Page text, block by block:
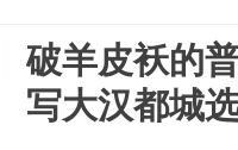
破羊皮袄的
写大汉都城